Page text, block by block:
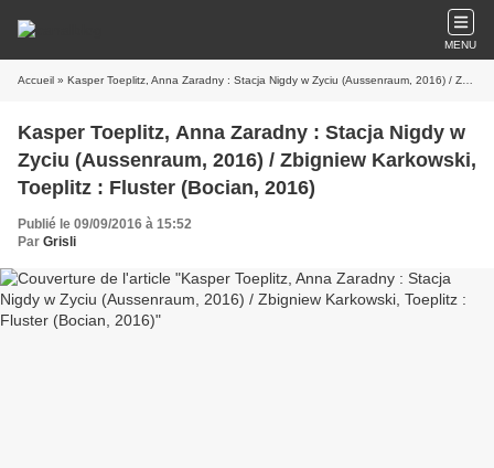
MENU
Accueil » Kasper Toeplitz, Anna Zaradny : Stacja Nigdy w Zyciu (Aussenraum, 2016) / Zbigniew Karkowski, Toeplitz : Fluster (Bocian, 2016)
Kasper Toeplitz, Anna Zaradny : Stacja Nigdy w
Zyciu (Aussenraum, 2016) / Zbigniew Karkowski,
Toeplitz : Fluster (Bocian, 2016)
Publié le 09/09/2016 à 15:52
Par Grisli